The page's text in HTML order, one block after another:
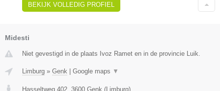
BEKIJK VOLLEDIG PROFIEL
Midesti
Niet gevestigd in de plaats Ivoz Ramet en in de provincie Luik.
Limburg » Genk Google maps ▼
Hasseltweg 402 3600 Genk ( Limburg)